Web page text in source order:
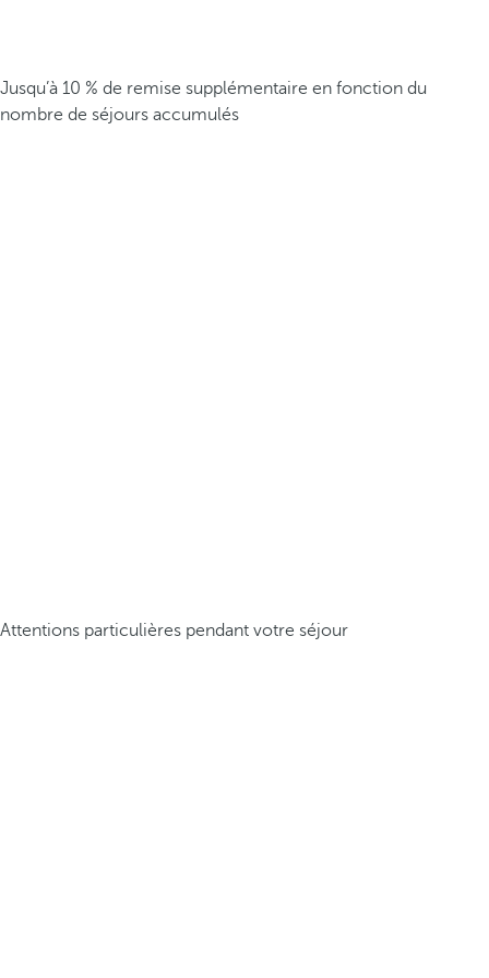
Jusqu’à 10 % de remise supplémentaire en fonction du
nombre de séjours accumulés
Attentions particulières pendant votre séjour